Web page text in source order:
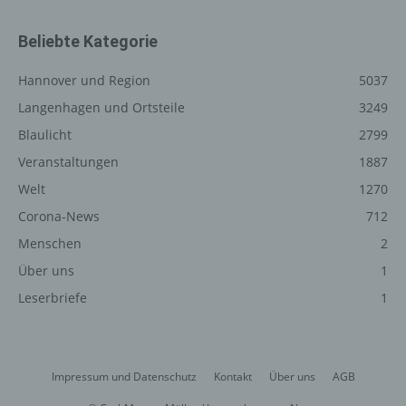
Beliebte Kategorie
Hannover und Region
5037
Langenhagen und Ortsteile
3249
Blaulicht
2799
Veranstaltungen
1887
Welt
1270
Corona-News
712
Menschen
2
Über uns
1
Leserbriefe
1
Impressum und Datenschutz Kontakt Über uns AGB
eine interne Verwendung, die dem für die Verarbeitung
Verarbeitung Verantwortlichen wird ferner die vom
Internet-Service-Provider (ISP) der betroffenen Person
vergebene IP-Adresse, das Datum sowie die Uhrzeit der
erfolgt vor dem Hintergrund, dass nur so der Missbrauch
unserer Dienste verhindert werden kann, und diese
Daten im Bedarfsfall ermöglichen, begangene Straftaten
zur Absicherung des für die Verarbeitung
Verantwortlichen erforderlich. Eine Weitergabe dieser
Die Registrierung der betroffenen Person unter